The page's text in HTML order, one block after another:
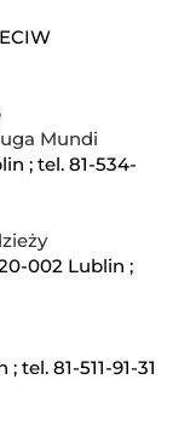
Mundi
; tel. 81-534-
002 Lublin ;
tel. 81-511-91-31